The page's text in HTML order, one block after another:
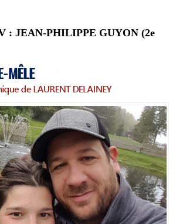
: JEAN-PHILIPPE GUYON (2e